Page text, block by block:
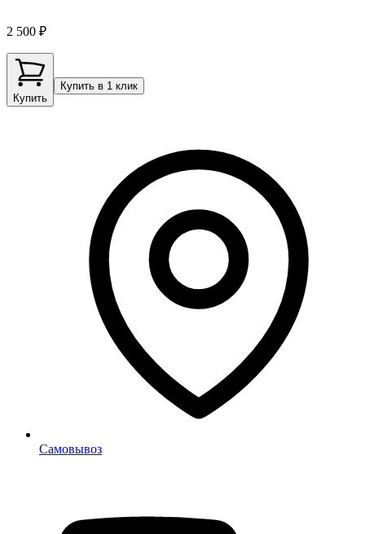
2 500 ₽
Купить
Купить в 1 клик
Самовывоз